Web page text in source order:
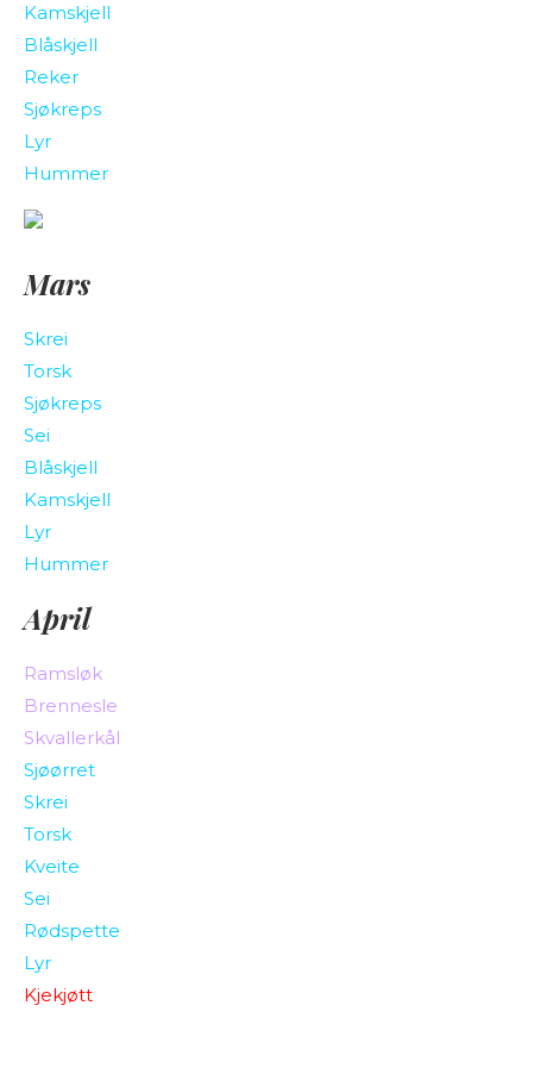
Kamskjell
Blåskjell
Reker
Sjøkreps
Lyr
Hummer
Mars
Skrei
Torsk
Sjøkreps
Sei
Blåskjell
Kamskjell
Lyr
Hummer
April
Ramsløk
Brennesle
Skvallerkål
Sjøørret
Skrei
Torsk
Kveite
Sei
Rødspette
Lyr
Kjekjøtt